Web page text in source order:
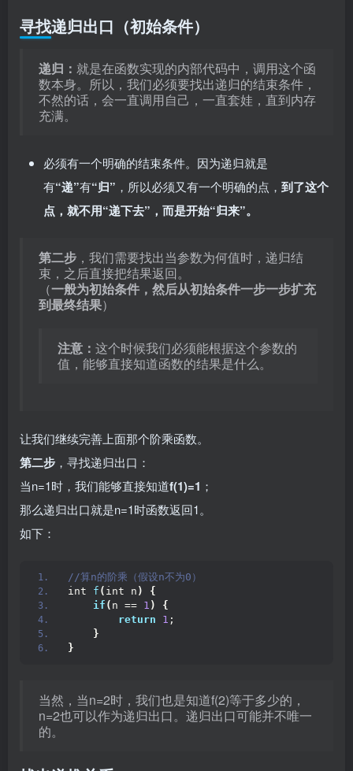
寻找递归出口（初始条件）
递归： 就是在函数实现的内部代码中，调用这个函
数本身。所以，我们必须要找出递归的结束条件，
不然的话，会一直调用自己，一直套娃，直到内存
充满。
必须有一个明确的结束条件。因为递归就是
有“递”有“归” ，所以必须又有一个明确的点， 到了这个
点，就不用“递下去”，而是开始“归来”。
第二步 ，我们需要找出当参数为何值时，递归结
束，之后直接把结果返回。
（一般为初始条件，然后从初始条件一步一步扩充
到最终结果）
注意： 这个时候我们必须能根据这个参数的
值，能够直接知道函数的结果是什么。
让我们继续完善上面那个阶乘函数。
第二步 ，寻找递归出口：
当n=1时，我们能够直接知道f(1)=1 ；
那么递归出口就是n=1时函数返回1。
如下：
//算n的阶乘（假设n不为0）
int f ( int n )
{
if ( n == 1 )
{
return
1 ;
}
}
当然，当n=2时，我们也是知道f(2)等于多少的，
n=2也可以作为递归出口。递归出口可能并不唯一
的。